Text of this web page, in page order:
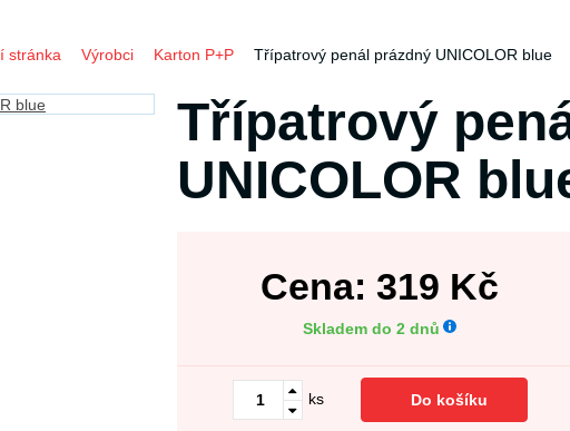
stránka Výrobci Karton P+P Třípatrový penál prázdný UNICOLOR blue
Třípatrový
UNICOLOR
Cena: 319 Kč
Skladem do 2 dnů
ks Do košíku